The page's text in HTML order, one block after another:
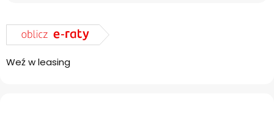
Weź w leasing